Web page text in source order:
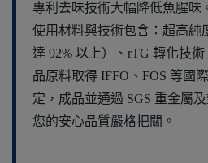
專利去味技術大幅降低魚腥味
使用材料與技術包含：超高純
達 92% 以上）、rTG 轉化技
品原料取得 IFFO、FOS 等國
定，成品並通過 SGS 重金屬
您的安心品質嚴格把關。